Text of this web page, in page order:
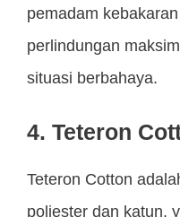
pemadam
perlindungan
situasi berbahaya.
4. Teteron
Teteron Cotton
poliester dan katun,